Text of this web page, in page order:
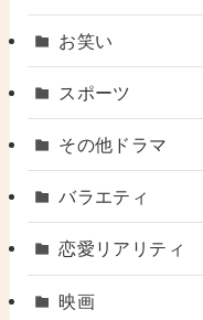
お笑い
スポーツ
その他ドラマ
バラエティ
恋愛リアリティ
映画